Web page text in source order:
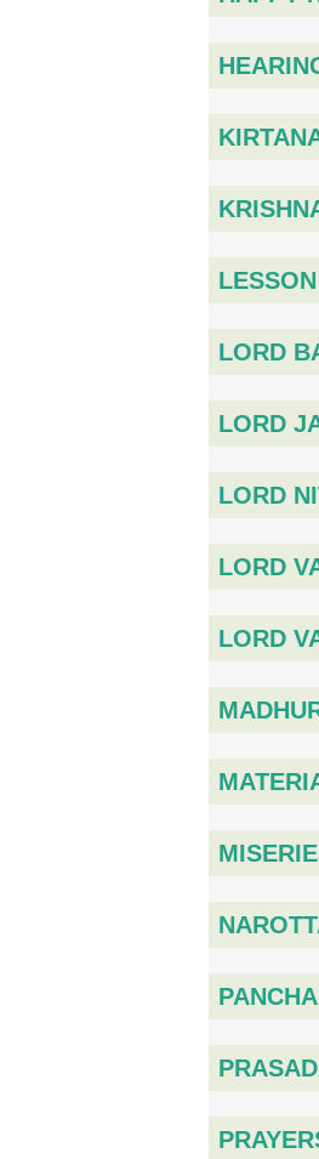
LORD
LORD
LORD
LORD
LORD